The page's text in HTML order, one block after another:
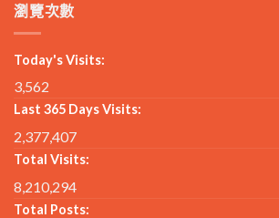
瀏覽次數
Today's Visits:
3,562
Last 365 Days Visits:
2,377,407
Total Visits:
8,210,294
Total Posts: